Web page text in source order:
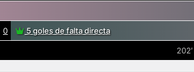
0 5 goles de falta directa
202′